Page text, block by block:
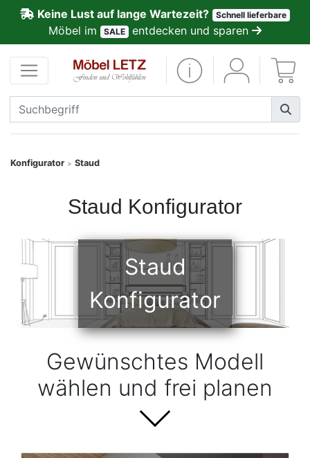
Keine Lust auf lange Wartezeit? Schnell lieferbare
Möbel im SALE entdecken und sparen
Konfigurator > Staud
Staud Konfigurator
Staud
Konfigurator
Gewünschtes Modell
wählen und frei planen
Kundenmeinungen
Anmelden
PREMIUM
Schnell
Polsterplaner
Konfigurator
0%
Finanzierung